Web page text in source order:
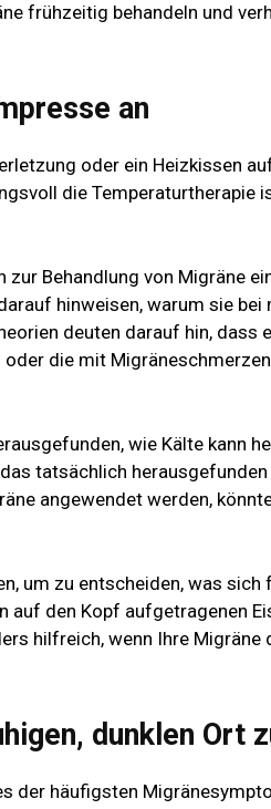
frühzeitig behandeln und
an
oder ein Heizkissen
die Temperaturtherapie
Behandlung von Migräne
hinweisen, warum sie bei
deuten darauf hin, dass
die mit
wie Kälte kann
tatsächlich herausgefunden
angewendet werden,
um zu entscheiden, was sich
auf den Kopf aufgetragenen
hilfreich, wenn Ihre Migräne
dunklen Ort
der häufigsten